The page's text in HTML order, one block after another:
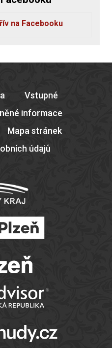
na Facebooku
Vstupné
informace
Mapa stránek
údajů